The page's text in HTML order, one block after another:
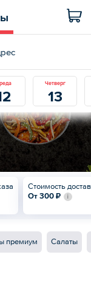
Четверг
13
Стоимость
От 300 ₽
премиум Салаты